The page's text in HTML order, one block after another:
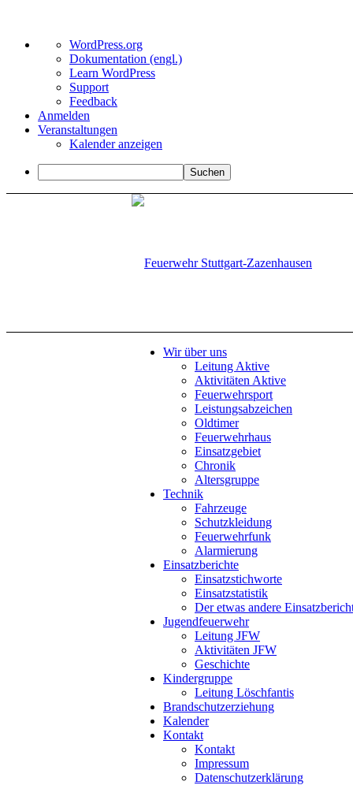
Über
WordPress
WordPress.org
Dokumentation (engl.)
Learn WordPress
Support
Feedback
Anmelden
Veranstaltungen
Kalender anzeigen
Suchen
Wir über uns
Leitung Aktive
Aktivitäten Aktive
Feuerwehrsport
Leistungsabzeichen
Oldtimer
Feuerwehrhaus
Einsatzgebiet
Chronik
Altersgruppe
Technik
Fahrzeuge
Schutzkleidung
Feuerwehrfunk
Alarmierung
Einsatzberichte
Einsatzstichworte
Einsatzstatistik
Der etwas andere
Jugendfeuerwehr
Leitung JFW
Aktivitäten JFW
Geschichte
Kindergruppe
Leitung Löschfantis
Brandschutzerziehung
Kalender
Kontakt
Kontakt
Impressum
Datenschutzerklärung